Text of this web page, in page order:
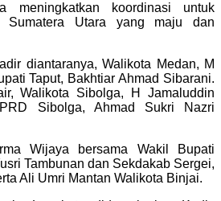
meningkatkan koordinasi untuk
Sumatera Utara yang maju dan
diantaranya, Walikota Medan, M
Taput, Bakhtiar Ahmad Sibarani.
Walikota Sibolga, H Jamaluddin
Sibolga, Ahmad Sukri Nazri
Wijaya bersama Wakil Bupati
Tambunan dan Sekdakab Sergei,
Ali Umri Mantan Walikota Binjai.